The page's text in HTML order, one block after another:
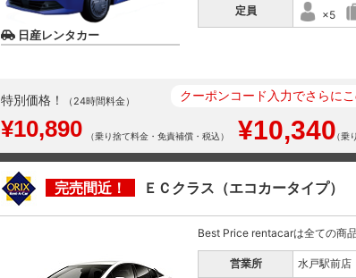
日産レンタカー
定員 ×5
特別価格！ （24時間料金）
¥10,890 （乗り捨て料金・免責補償・税込）
クーポンコード入力でさらに
¥10,340（乗
完売間近！ ＥＣクラス（エコカータイプ
Best Price rentacarは全ての商
営業所
水戸駅前店